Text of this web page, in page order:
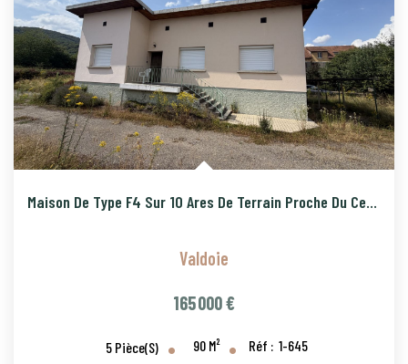
Maison De Type F4 Sur 10 Ares De Terrain Proche Du Centre Vi
Valdoie
165 000 €
5 Pièce(s) 90 M² Réf : 1-645